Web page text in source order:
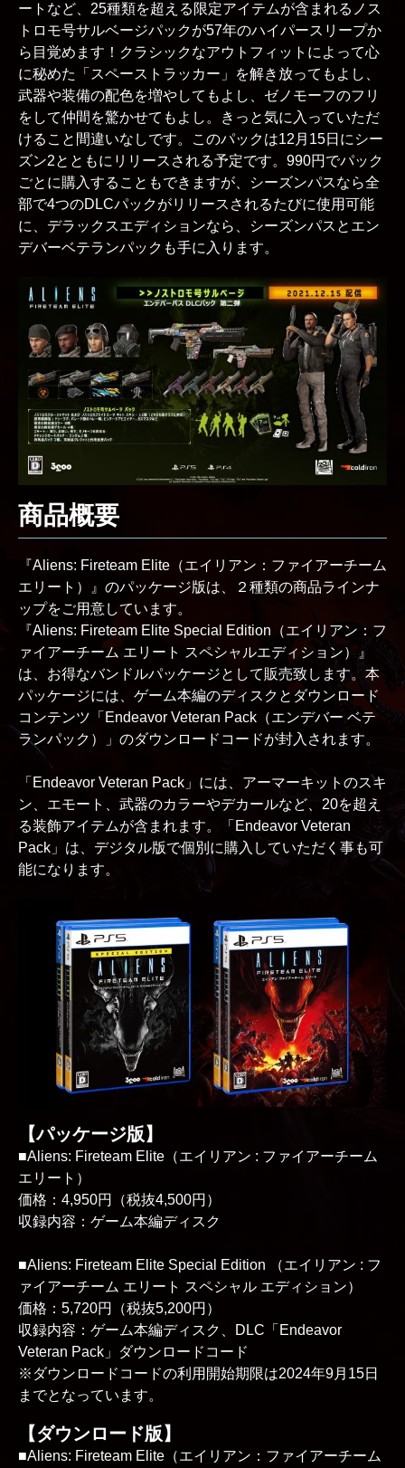
ートなど、25種類を超える限定アイテムが含まれるノス
トロモ号サルベージパックが57年のハイパースリープか
ら目覚めます！クラシックなアウトフィットによって心
に秘めた「スペーストラッカー」を解き放ってもよし、
武器や装備の配色を増やしてもよし、ゼノモーフのフリ
をして仲間を驚かせてもよし。きっと気に入っていただ
けること間違いなしです。このパックは12月15日にシー
ズン2とともにリリースされる予定です。990円でパック
ごとに購入することもできますが、シーズンパスなら全
部で4つのDLCパックがリリースされるたびに使用可能
に、デラックスエディションなら、シーズンパスとエン
デバーベテランパックも手に入ります。
商品概要
『Aliens: Fireteam Elite（エイリアン：ファイアーチーム
エリート）』のパッケージ版は、２種類の商品ラインナ
ップをご用意しています。
『Aliens: Fireteam Elite Special Edition（エイリアン：フ
ァイアーチーム エリート スペシャルエディション）』
は、お得なバンドルパッケージとして販売致します。本
パッケージには、ゲーム本編のディスクとダウンロード
コンテンツ「Endeavor Veteran Pack（エンデバー ベテ
ランパック）」のダウンロードコードが封入されます。
「Endeavor Veteran Pack」には、アーマーキットのスキ
ン、エモート、武器のカラーやデカールなど、20を超え
る装飾アイテムが含まれます。「Endeavor Veteran
Pack」は、デジタル版で個別に購入していただく事も可
能になります。
【パッケージ版】
■Aliens: Fireteam Elite（エイリアン : ファイアーチーム
エリート）
価格：4,950円（税抜4,500円）
収録内容：ゲーム本編ディスク
■Aliens: Fireteam Elite Special Edition （エイリアン : フ
ァイアーチーム エリート スペシャル エディション）
価格：5,720円（税抜5,200円）
収録内容：ゲーム本編ディスク、DLC「Endeavor
Veteran Pack」ダウンロードコード
※ダウンロードコードの利用開始期限は2024年9月15日
までとなっています。
【ダウンロード版】
■Aliens: Fireteam Elite（エイリアン：ファイアーチーム